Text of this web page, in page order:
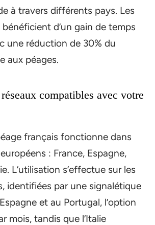
à travers différents pays. Les
d’un gain de temps
une réduction de 30% du
aux péages.
compatibles avec votre
français fonctionne dans
: France, Espagne,
L’utilisation s’effectue sur les
identifiées par une signalétique
et au Portugal, l’option
mois, tandis que l’Italie